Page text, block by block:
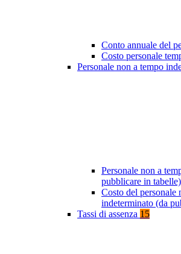
Conto annuale del
Costo personale
Personale non a tempo
Personale non a
pubblicare in tabelle)
Costo del personale
indeterminato (da
Tassi di assenza 15